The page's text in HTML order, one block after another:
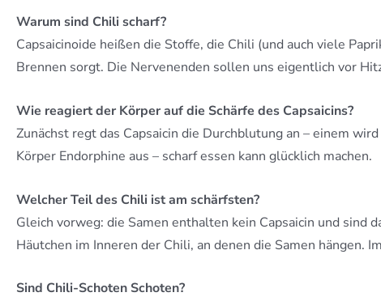
Warum sind Chili scharf?
Capsaicinoide heißen die Stoffe, die Chili (und auch viele
Brennen sorgt. Die Nervenenden sollen uns eigentlich vor
Wie reagiert der Körper auf die Schärfe des Capsaicins?
Zunächst regt das Capsaicin die Durchblutung an – einem
Körper Endorphine aus – scharf essen kann glücklich machen.
Welcher Teil des Chili ist am schärfsten?
Gleich vorweg: die Samen enthalten kein Capsaicin und sind
Häutchen im Inneren der Chili, an denen die Samen hängen.
Sind Chili-Schoten Schoten?